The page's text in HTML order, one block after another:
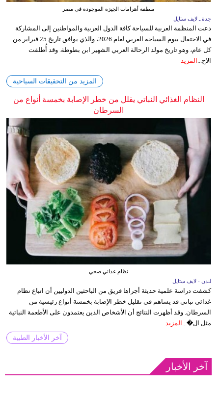
منطقة أهرامات الجيزة الموجودة في مصر
جدة ـ لايف ستايل
دعت المنظمة العربية للسياحة كافة الدول العربية والمواطنين إلى المشاركة
في الاحتفال بيوم السياحة العربي لعام 2026، والذي يوافق تاريخ 25 فبراير من
كل عام، وهو تاريخ مولد الرحالة العربي الشهير ابن بطوطة. وقد أُطلقت
الاح... المزيد
المزيد من التحقيقات السياحية
النظام الغذائي النباتي يقلل من خطر الإصابة بخمسة أنواع من
السرطان
نظام غذائي صحي
لندن - لايف ستايل
كشفت دراسة علمية حديثة أجراها فريق من الباحثين الدوليين أن اتباع نظام
غذائي نباتي قد يساهم في تقليل خطر الإصابة بخمسة أنواع رئيسية من
السرطان. وقد أظهرت النتائج أن الأشخاص الذين يعتمدون على الأطعمة النباتية
مثل ال�...
المزيد
آخر الأخبار الطبية
آخر الأخبار